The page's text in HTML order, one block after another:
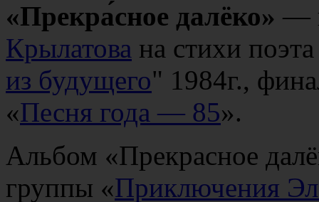
«Прекра́сное далёко» —
Крылатова на стихи
из будущего" 1984г.,
«Песня года — 85».
Альбом «Прекрасное
группы «Приключения